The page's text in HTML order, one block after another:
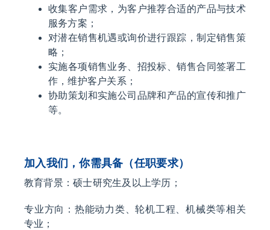
收集客户需求，为客户推荐合适的产品与技术
服务方案；
对潜在销售机遇或询价进行跟踪，制定销售策
略；
实施各项销售业务、招投标、销售合同签署工
作，维护客户关系；
协助策划和实施公司品牌和产品的宣传和推广
等。
加入我们，你需具备（任职要求）
教育背景：硕士研究生及以上学历；
专业方向：热能动力类、轮机工程、机械类等相关
专业；